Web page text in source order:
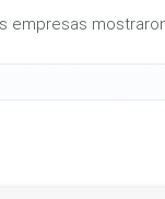
empresas